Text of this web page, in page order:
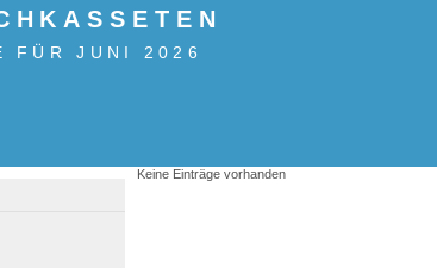
FÜR JUNI 2026
Keine Einträge vorhanden